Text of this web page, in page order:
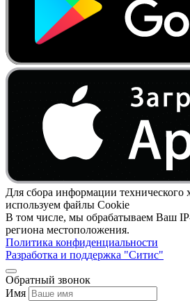
Для сбора информации технического
используем файлы Cookie
В том числе, мы обрабатываем Ваш
региона местоположения.
Политика конфиденциальности
Разработка и поддержка "Ситис"
Обратный звонок
Имя